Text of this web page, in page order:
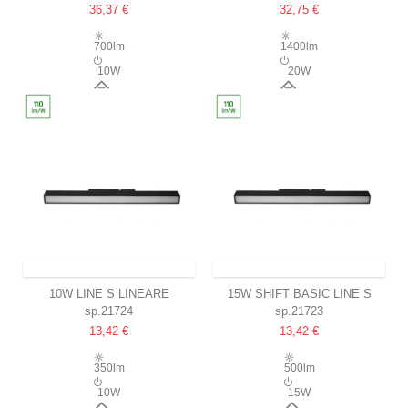
3000K, SCHWARZ,
50X110X170MM
36,37 €
700lm
10W
SCHWARZ, L-RICHTUNG
55X120X180MM
32,75 €
1400lm
20W
10W LINE S LINEARE
LEUCHTE 30CM
3000K, SCHWARZ, SHIFT
BASIC
sp.21724
13,42 €
350lm
10W
15W SHIFT BASIC LINE S
LINEARLEUCHTE
30CM, 3000K, SCHWARZ
sp.21723
13,42 €
500lm
15W